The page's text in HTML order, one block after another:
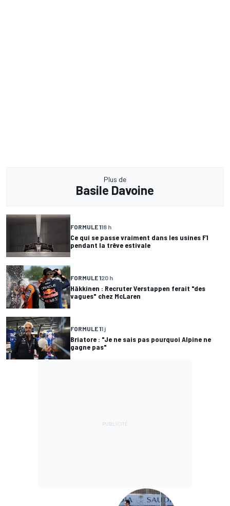
Plus de
Basile Davoine
FORMULE 118 h
Ce qui se passe vraiment dans les usines F1
pendant la trêve estivale
FORMULE 120 h
Häkkinen : Recruter Verstappen ferait "des
vagues" chez McLaren
FORMULE 11 j
Briatore : "Je ne sais pas pourquoi Alpine ne
gagne pas"